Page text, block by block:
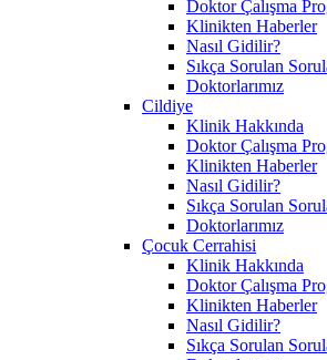
Doktor Çalışma
Klinikten Haberler
Nasıl Gidilir?
Sıkça Sorulan
Doktorlarımız
Cildiye
Klinik Hakkında
Doktor Çalışma
Klinikten Haberler
Nasıl Gidilir?
Sıkça Sorulan
Doktorlarımız
Çocuk Cerrahisi
Klinik Hakkında
Doktor Çalışma
Klinikten Haberler
Nasıl Gidilir?
Sıkça Sorulan